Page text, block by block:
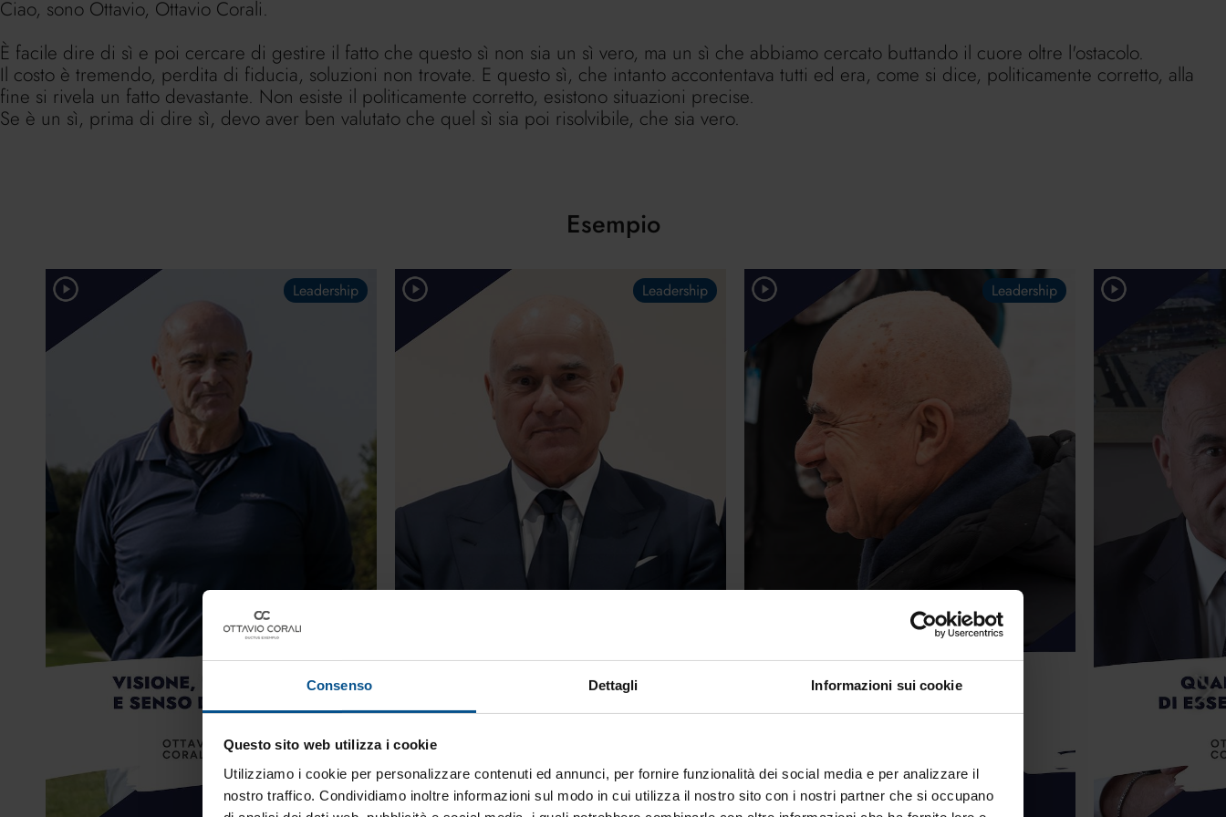
Consenso Dettagli Informazioni sui cookie
Questo sito web utilizza i cookie
Utilizziamo i cookie per personalizzare contenuti ed annunci, per fornire funzionalità dei social media e per analizzare il
nostro traffico. Condividiamo inoltre informazioni sul modo in cui utilizza il nostro sito con i nostri partner che si occupano
Ciao, sono Ottavio, Ottavio Corali.
È facile dire di sì e poi cercare di gestire il fatto che questo sì non sia un sì vero, ma un sì che abbiamo cercato buttando il cuore oltre l'ostacolo.
Il costo è tremendo, perdita di fiducia, soluzioni non trovate. E questo sì, che intanto accontentava tutti ed era, come si dice, politicamente corretto, alla
fine si rivela un fatto devastante. Non esiste il politicamente corretto, esistono situazioni precise.
Se è un sì, prima di dire sì, devo aver ben valutato che quel sì sia poi risolvibile, che sia vero.
Esempio
Leadership Leadership Leadership